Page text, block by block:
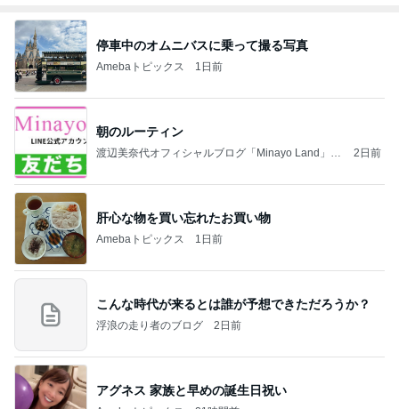
停車中のオムニバスに乗って撮る写真
Amebaトピックス 1日前
朝のルーティン
渡辺美奈代オフィシャルブログ「Minayo Land」P
2日前
肝心な物を買い忘れたお買い物
Amebaトピックス 1日前
こんな時代が来るとは誰が予想できただろうか？
浮浪の走り者のブログ 2日前
アグネス 家族と早めの誕生日祝い